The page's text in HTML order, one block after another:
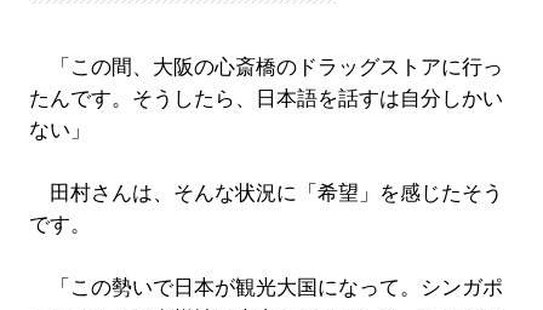
「この間、大阪の心斎橋のドラッグストアに行っ
たんです。そうしたら、日本語を話すは自分しかい
ない」
田村さんは、そんな状況に「希望」を感じたそう
です。
「この勢いで日本が観光大国になって。シンガポ